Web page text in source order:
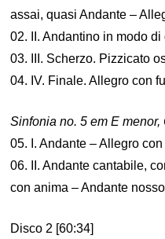
assai, quasi Andante –
02. II. Andantino in modo di
03. III. Scherzo. Pizzicato
04. IV. Finale. Allegro con
Sinfonia no. 5 em E menor,
05. I. Andante – Allegro
06. II. Andante cantabile,
con anima – Andante
Disco 2 [60:34]